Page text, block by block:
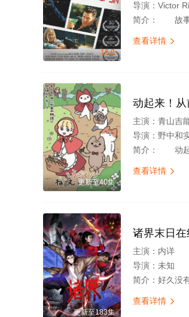
10.0
导演： Victor
简介：
故事聚焦洛杉矶最黑暗的芬太尼
查看详情 
更新至40集
动起来！
主演： 青山吉
导演： 野中和
简介：
动起为
查看详情 
更新至183集
诸界末日
主演： 内详
导演： 未知
简介： 好久没有联络，并不是距离
查看详情 